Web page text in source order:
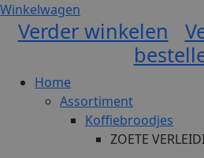
Winkelwagen
Verder winkelen
Home
Assortiment
Koffiebroodjes
ZOETE